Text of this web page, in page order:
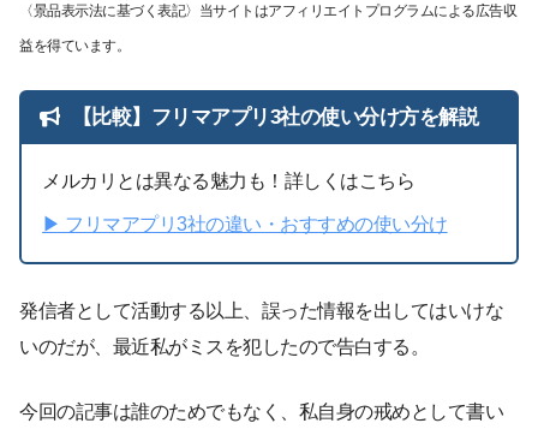
〈景品表示法に基づく表記〉当サイトはアフィリエイトプログラムによる広告収
益を得ています。
【比較】フリマアプリ3社の使い分け方を解説
メルカリとは異なる魅力も！詳しくはこちら
▶︎ フリマアプリ3社の違い・おすすめの使い分け
発信者として活動する以上、誤った情報を出してはいけな
いのだが、最近私がミスを犯したので告白する。
今回の記事は誰のためでもなく、私自身の戒めとして書い